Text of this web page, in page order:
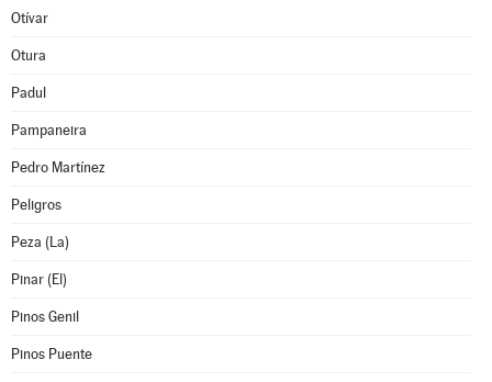
Otívar
Otura
Padul
Pampaneira
Pedro Martínez
Peligros
Peza (La)
Pinar (El)
Pinos Genil
Pinos Puente